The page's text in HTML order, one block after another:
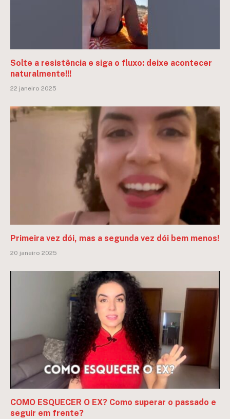
Solte a resistência e siga o fluxo: deixe acontecer
naturalmente!!!
22 janeiro 2025
Primeira vez dói, mas a segunda vez dói bem menos!
20 janeiro 2025
COMO ESQUECER O EX? Como superar o passado e
seguir em frente?